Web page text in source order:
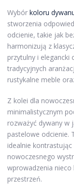
Wybór koloru
stworzenia
odcienie, takie jak
harmonizują z
przytulny i
tradycyjnych
rustykalne meble
Z kolei dla
minimalistycznym
rozważyć dywany w
pastelowe odcienie.
idealnie
nowoczesnego
wprowadzenia
przestrzeń.